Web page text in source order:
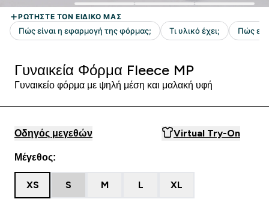
Γυναικεία Φόρμα Fleece MP
Γυναικείο φόρμα με ψηλή μέση και μαλακή υφή
Οδηγός μεγεθών Virtual Try-On
Μέγεθος:
XS S M L XL